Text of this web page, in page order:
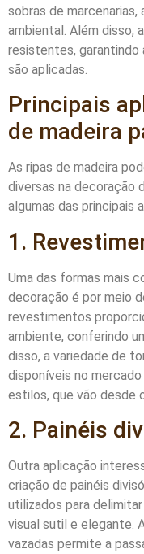
sobras de marcenarias,
ambiental. Além disso,
resistentes, garantindo
são aplicadas.
Principais
de madeira
As ripas de madeira
diversas na decoração
algumas das principais
1.
Uma das formas mais
decoração é por meio
revestimentos
ambiente, conferindo
disso, a variedade de
disponíveis no
estilos, que vão desde
2. Painéis
Outra aplicação
criação de painéis
utilizados para
visual sutil e elegante.
vazadas permite a